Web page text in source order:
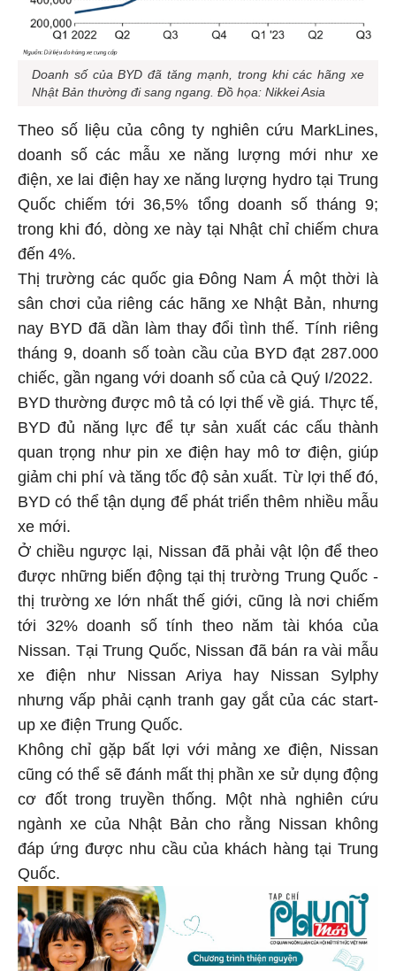
Doanh số của BYD đã tăng mạnh, trong khi các hãng xe
Nhật Bản thường đi sang ngang. Đồ họa: Nikkei Asia
Theo số liệu của công ty nghiên cứu MarkLines,
doanh số các mẫu xe năng lượng mới như xe
điện, xe lai điện hay xe năng lượng hydro tại Trung
Quốc chiếm tới 36,5% tổng doanh số tháng 9;
trong khi đó, dòng xe này tại Nhật chỉ chiếm chưa
đến 4%.
Thị trường các quốc gia Đông Nam Á một thời là
sân chơi của riêng các hãng xe Nhật Bản, nhưng
nay BYD đã dần làm thay đổi tình thế. Tính riêng
tháng 9, doanh số toàn cầu của BYD đạt 287.000
chiếc, gần ngang với doanh số của cả Quý I/2022.
BYD thường được mô tả có lợi thế về giá. Thực tế,
BYD đủ năng lực để tự sản xuất các cấu thành
quan trọng như pin xe điện hay mô tơ điện, giúp
giảm chi phí và tăng tốc độ sản xuất. Từ lợi thế đó,
BYD có thể tận dụng để phát triển thêm nhiều mẫu
xe mới.
Ở chiều ngược lại, Nissan đã phải vật lộn để theo
được những biến động tại thị trường Trung Quốc -
thị trường xe lớn nhất thế giới, cũng là nơi chiếm
tới 32% doanh số tính theo năm tài khóa của
Nissan. Tại Trung Quốc, Nissan đã bán ra vài mẫu
xe điện như Nissan Ariya hay Nissan Sylphy
nhưng vấp phải cạnh tranh gay gắt của các start-
up xe điện Trung Quốc.
Không chỉ gặp bất lợi với mảng xe điện, Nissan
cũng có thể sẽ đánh mất thị phần xe sử dụng động
cơ đốt trong truyền thống. Một nhà nghiên cứu
ngành xe của Nhật Bản cho rằng Nissan không
đáp ứng được nhu cầu của khách hàng tại Trung
Quốc.